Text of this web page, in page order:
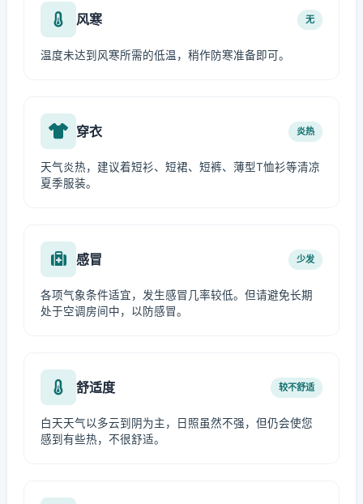
风寒 无
温度未达到风寒所需的低温，稍作防寒准备即可。
穿衣 炎热
天气炎热，建议着短衫、短裙、短裤、薄型T恤衫等清凉
夏季服装。
感冒 少发
各项气象条件适宜，发生感冒几率较低。但请避免长期
处于空调房间中，以防感冒。
舒适度 较不舒适
白天天气以多云到阴为主，日照虽然不强，但仍会使您
感到有些热，不很舒适。